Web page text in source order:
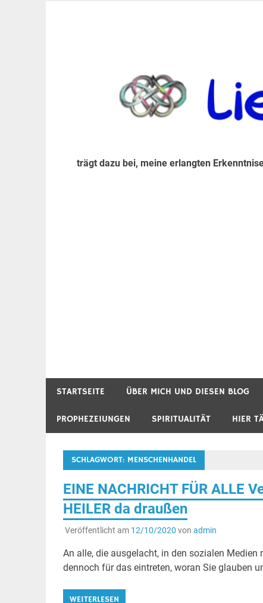
trägt dazu bei, meine erlangten
STARTSEITE ÜBER MICH UND DIESEN BLOG
PROPHEZEIUNGEN SPIRITUALITÄT HIER
SCHLAGWORT: MENSCHENHANDEL
EINE NACHRICHT FÜR ALLE
HEILER da draußen
Veröffentlicht am 12/10/2020 von admin
An alle, die ausgelacht, in den sozialen
dennoch für das eintreten, woran Sie glauben
WEITERLESEN